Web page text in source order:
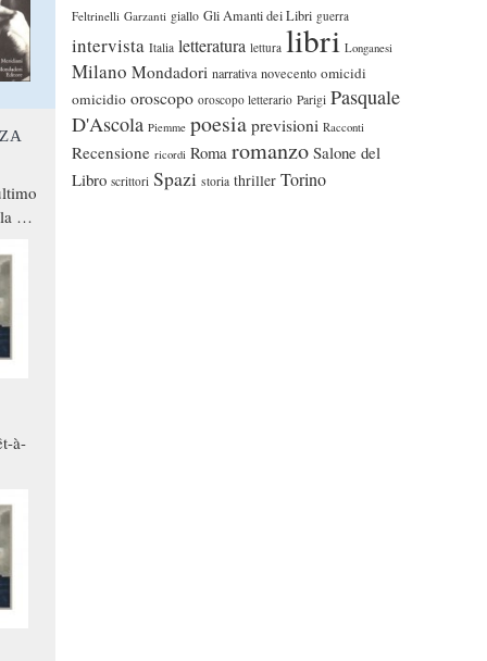
Feltrinelli Garzanti giallo Gli Amanti dei Libri guerra
intervista Italia letteratura lettura libri Longanesi
Milano Mondadori narrativa novecento omicidi
omicidio oroscopo oroscopo letterario Parigi Pasquale
D'Ascola Piemme poesia previsioni Racconti
Recensione ricordi Roma romanzo Salone del
Libro scrittori Spazi storia thriller Torino
a
à-